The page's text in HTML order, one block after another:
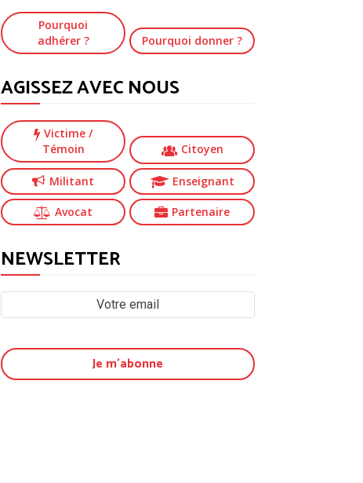
Pourquoi
adhérer ?
Pourquoi donner ?
AGISSEZ AVEC NOUS
Victime/
Témoin
Citoyen
Militant Enseignant
Avocat Partenaire
NEWSLETTER